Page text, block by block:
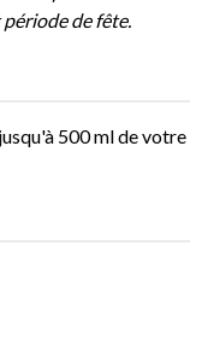
de fête.
500 ml de votre